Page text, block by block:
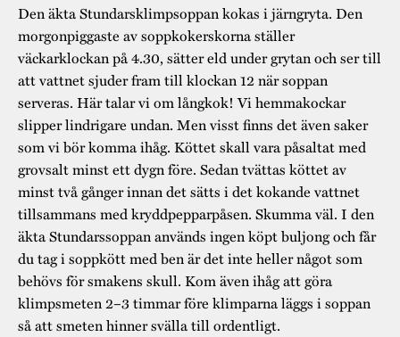
Den äkta Stundarsklimpsoppan kokas i järngryta. Den
morgonpiggaste av soppkokerskorna ställer
väckarklockan på 4.30, sätter eld under grytan och ser till
att vattnet sjuder fram till klockan 12 när soppan
serveras. Här talar vi om långkok! Vi hemmakockar
slipper lindrigare undan. Men visst finns det även saker
som vi bör komma ihåg. Köttet skall vara påsaltat med
grovsalt minst ett dygn före. Sedan tvättas köttet av
minst två gånger innan det sätts i det kokande vattnet
tillsammans med kryddpepparpåsen. Skumma väl. I den
äkta Stundarssoppan används ingen köpt buljong och får
du tag i soppkött med ben är det inte heller något som
behövs för smakens skull. Kom även ihåg att göra
klimpsmeten 2–3 timmar före klimparna läggs i soppan
så att smeten hinner svälla till ordentligt.